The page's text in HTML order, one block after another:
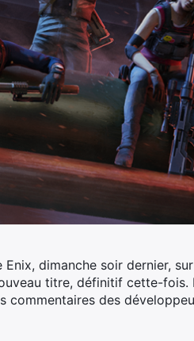
dimanche soir dernier,
titre, définitif cette-fois.
commentaires des